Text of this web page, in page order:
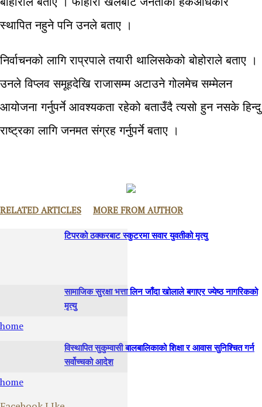
स्थापित नहुने पनि उनले बताए ।
निर्वाचनको लागि राप्रपाले तयारी थालिसकेको बोहोराले बताए ।
उनले विप्लव समूहदेखि राजासम्म अटाउने गोलमेच सम्मेलन
आयोजना गर्नुपर्ने आवश्यकता रहेको बताउँदै त्यसो हुन नसके हिन्दु
राष्ट्रका लागि जनमत संग्रह गर्नुपर्ने बताए ।
RELATED ARTICLES MORE FROM AUTHOR
home
टिपरको ठक्करबाट स्कुटरमा सवार युवतीको मृत्यु
home
सामाजिक सुरक्षा भत्ता लिन जाँदा खोलाले बगाएर ज्येष्ठ नागरिकको
मृत्यु
विस्थापित सुकुम्वासी बालबालिकाको शिक्षा र आवास सुनिश्चित गर्न
सर्वोच्चको आदेश